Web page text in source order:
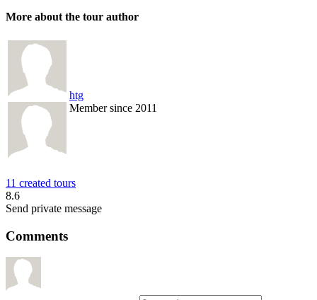
More about the tour author
htg
Member since 2011
11 created tours
8.6
Send private message
Comments